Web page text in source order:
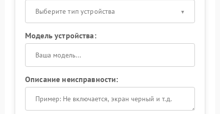
Выберите тип устройства
Модель устройства:
Описание неисправности: